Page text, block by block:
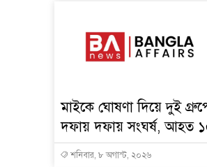
মাইকে ঘোষণা দিয়ে দুই
দফায় দফায় সংঘর্ষ, আহত
শনিবার, ৮ অগাস্ট, ২০২৬